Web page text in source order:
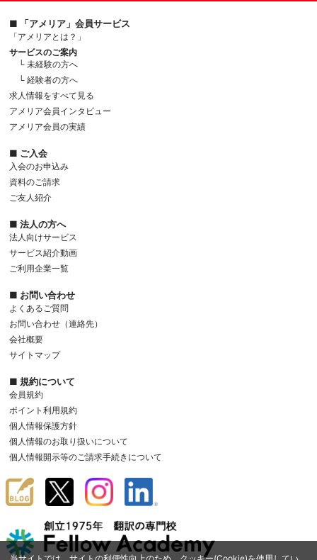
■ 「アメリア」会員サービス
「アメリアとは？」
サービスのご案内
└ 未経験の方へ
└ 経験者の方へ
求人情報をすべて見る
アメリア会員インタビュー
アメリア会員の実績
■ ご入会
入会のお申込み
資料のご請求
ご友人紹介
■ 法人の方へ
法人向けサービス
サービス紹介動画
ご利用企業一覧
■ お問い合わせ
よくあるご質問
お問い合わせ（連絡先）
会社概要
サイトマップ
■ 規約について
会員規約
ポイント利用規約
個人情報保護方針
個人情報のお取り扱いについて
個人情報開示等のご請求手続きについて